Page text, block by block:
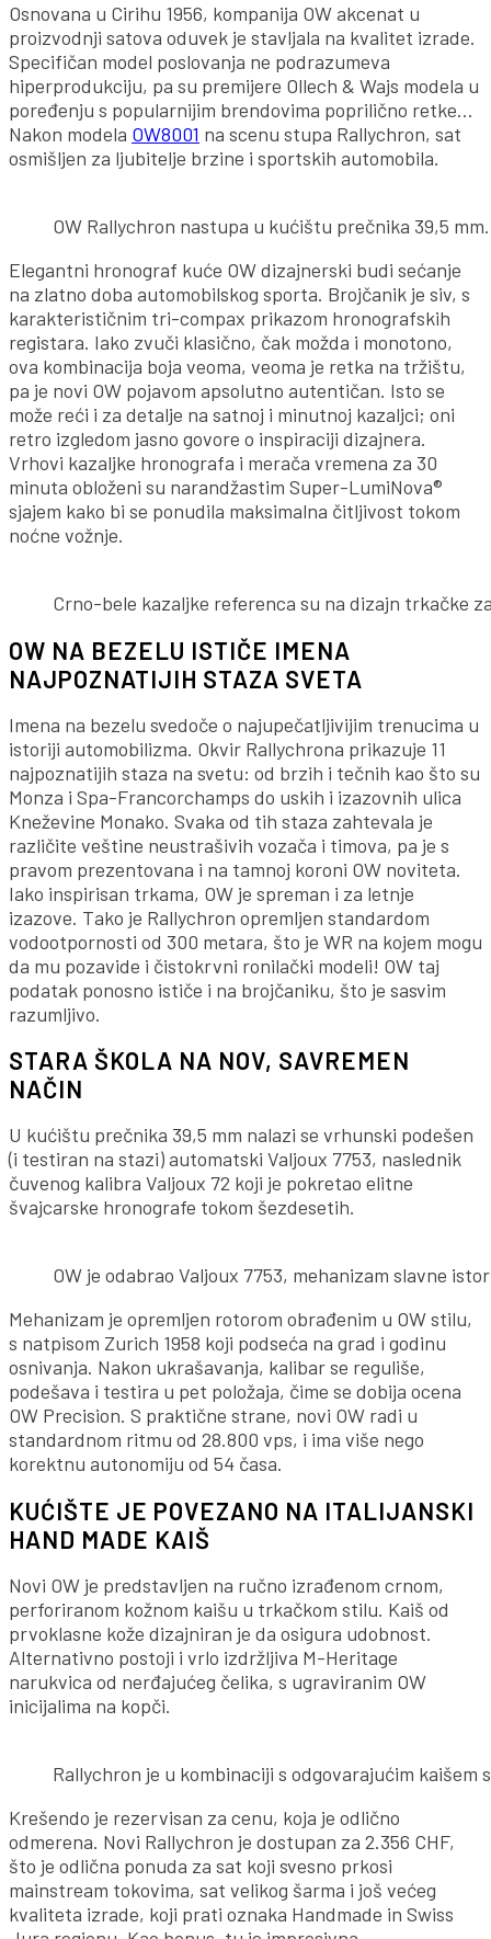
Osnovana u Cirihu 1956, kompanija OW akcenat u
proizvodnji satova oduvek je stavljala na kvalitet izrade.
Specifičan model poslovanja ne podrazumeva
hiperprodukciju, pa su premijere Ollech & Wajs modela u
poređenju s popularnijim brendovima poprilično retke…
Nakon modela OW8001 na scenu stupa Rallychron, sat
osmišljen za ljubitelje brzine i sportskih automobila.
OW Rallychron nastupa u kućištu prečnika 39,5
Elegantni hronograf kuće OW dizajnerski budi sećanje
na zlatno doba automobilskog sporta. Brojčanik je siv, s
karakterističnim tri-compax prikazom hronografskih
registara. Iako zvuči klasično, čak možda i monotono,
ova kombinacija boja veoma, veoma je retka na tržištu,
pa je novi OW pojavom apsolutno autentičan. Isto se
može reći i za detalje na satnoj i minutnoj kazaljci; oni
retro izgledom jasno govore o inspiraciji dizajnera.
Vrhovi kazaljke hronografa i merača vremena za 30
minuta obloženi su narandžastim Super-LumiNova®
sjajem kako bi se ponudila maksimalna čitljivost tokom
noćne vožnje.
Crno-bele kazaljke referenca su na dizajn trkačke
OW NA BEZELU ISTIČE IMENA
NAJPOZNATIJIH STAZA SVETA
Imena na bezelu svedoče o najupečatljivijim trenucima u
istoriji automobilizma. Okvir Rallychrona prikazuje 11
najpoznatijih staza na svetu: od brzih i tečnih kao što su
Monza i Spa-Francorchamps do uskih i izazovnih ulica
Kneževine Monako. Svaka od tih staza zahtevala je
različite veštine neustrašivih vozača i timova, pa je s
pravom prezentovana i na tamnoj koroni OW noviteta.
Iako inspirisan trkama, OW je spreman i za letnje
izazove. Tako je Rallychron opremljen standardom
vodootpornosti od 300 metara, što je WR na kojem mogu
da mu pozavide i čistokrvni ronilački modeli! OW taj
podatak ponosno ističe i na brojčaniku, što je sasvim
razumljivo.
STARA ŠKOLA NA NOV, SAVREMEN
NAČIN
U kućištu prečnika 39,5 mm nalazi se vrhunski podešen
(i testiran na stazi) automatski Valjoux 7753, naslednik
čuvenog kalibra Valjoux 72 koji je pokretao elitne
švajcarske hronografe tokom šezdesetih.
OW je odabrao Valjoux 7753, mehanizam slavne
Mehanizam je opremljen rotorom obrađenim u OW stilu,
s natpisom Zurich 1958 koji podseća na grad i godinu
osnivanja. Nakon ukrašavanja, kalibar se reguliše,
podešava i testira u pet položaja, čime se dobija ocena
OW Precision. S praktične strane, novi OW radi u
standardnom ritmu od 28.800 vps, i ima više nego
korektnu autonomiju od 54 časa.
KUĆIŠTE JE POVEZANO NA ITALIJANSKI
HAND MADE KAIŠ
Novi OW je predstavljen na ručno izrađenom crnom,
perforiranom kožnom kaišu u trkačkom stilu. Kaiš od
prvoklasne kože dizajniran je da osigura udobnost.
Alternativno postoji i vrlo izdržljiva M-Heritage
narukvica od nerđajućeg čelika, s ugraviranim OW
inicijalima na kopči.
Rallychron je u kombinaciji s odgovarajućim
Krešendo je rezervisan za cenu, koja je odlično
odmerena. Novi Rallychron je dostupan za 2.356 CHF,
što je odlična ponuda za sat koji svesno prkosi
mainstream tokovima, sat velikog šarma i još većeg
kvaliteta izrade, koji prati oznaka Handmade in Swiss